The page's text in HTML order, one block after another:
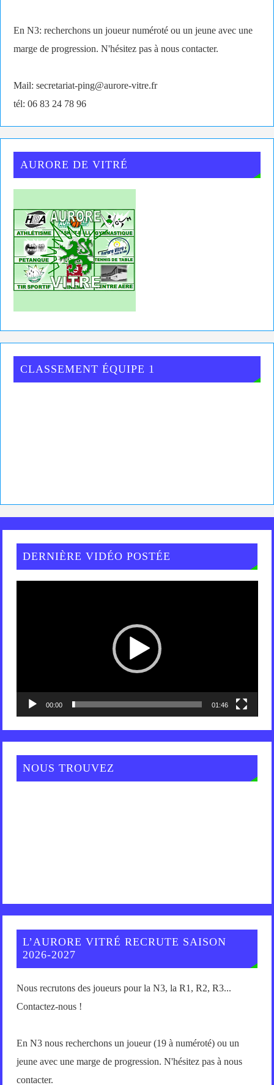
En N3: recherchons un joueur numéroté ou un jeune avec une
marge de progression. N'hésitez pas à nous contacter.
Mail: secretariat-ping@aurore-vitre.fr
tél: 06 83 24 78 96
AURORE DE VITRÉ
CLASSEMENT ÉQUIPE 1
DERNIÈRE VIDÉO POSTÉE
00:00 01:46
NOUS TROUVEZ
L’AURORE VITRÉ RECRUTE SAISON
2026-2027
Nous recrutons des joueurs pour la N3, la R1, R2, R3...
Contactez-nous !
En N3 nous recherchons un joueur (19 à numéroté) ou un
jeune avec une marge de progression. N'hésitez pas à nous
contacter.